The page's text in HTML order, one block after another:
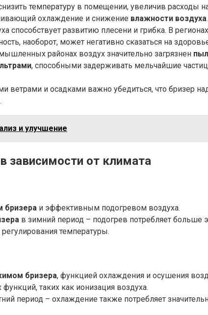
температуру в помещении, увеличив расходы
охлаждение и снижение влажности воздуха.
способствует развитию плесени и грибка. В
наоборот, может негативно сказаться на
районах воздух значительно загрязнен
, способными задерживать мельчайшие
ветрами и осадками важно убедиться, что бризер
и улучшение
зависимости от климата
бризера и эффективным подогревом воздуха.
в зимний период – подогрев потребляет больше
температуры.
бризера, функцией охлаждения и осушения
таких как ионизация воздуха.
период – охлаждение также потребляет